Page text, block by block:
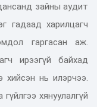
зайны аудит
гадаад харилцагч
гаргасан аж.
ирээгүй байхад
хийсэн нь илэрчээ.
хянуулалгүй